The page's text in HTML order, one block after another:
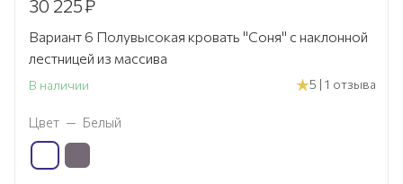
30 225₽
Вариант 6 Полувысокая кровать "Соня" с наклонной
лестницей из массива
В наличии 5 | 1 отзыва
Цвет — Белый